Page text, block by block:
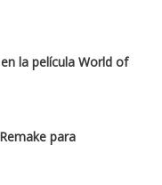
la película World of
para